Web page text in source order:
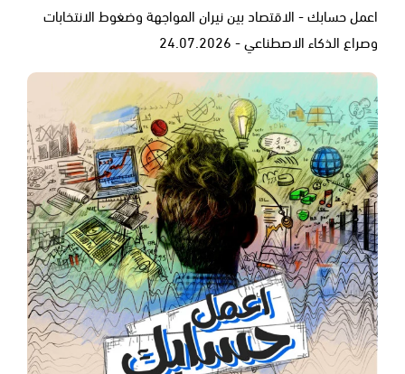
اعمل حسابك - الاقتصاد بين نيران المواجهة وضغوط الانتخابات
وصراع الذكاء الاصطناعي - 24.07.2026